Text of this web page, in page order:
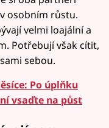
osobním růstu.
velmi loajální a
Potřebují však cítit,
sebou.
Po úplňku
vsaďte na půst